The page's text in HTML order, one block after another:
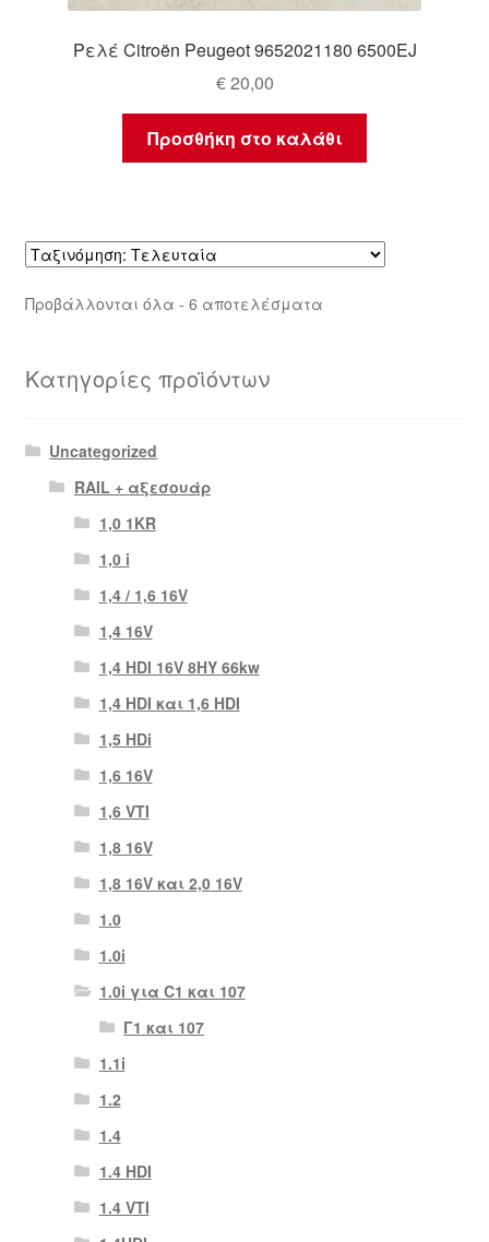
Ρελέ Citroën Peugeot 9652021180 6500EJ
€20,00
Προσθήκη στο καλάθι
Προβάλλονται όλα - 6 αποτελέσματαSorted
Κατηγορίες προϊόντων
Uncategorized
RAIL + αξεσουάρ
1,0 1KR
1,0 i
1,4 / 1,6 16V
1,4 16V
1,4 HDI 16V 8HY 66kw
1,4 HDI και 1,6 HDI
1,5 HDi
1,6 16V
1,6 VTI
1,8 16V
1,8 16V και 2,0 16V
1.0
1.0i
1.0i για C1 και 107
Γ1 και 107
1.1i
1.2
1.4
1.4 HDI
1.4 VTI